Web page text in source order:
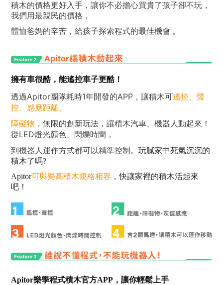
積木的價格更好入手， 讓你不必擔心買貴了孩子卻不玩，
我們用最親民的價格，
體恤爸媽的辛苦， 給孩子探索程式的最佳機會 。
擁有車很酷，能遙控車子更酷！
透過Apitor團隊耗時1年開發的APP，讓積木可遙控、聲
控、感應距離、
障礙物 ，無限的創新玩法，讓積木汽車、機器人動起來！
從LED燈光顏色、閃爍時間，
到機器人運作方式都可以精準控制。 玩膩家中死氣沉沉的
積木了嗎?
Apitor可與樂高積木規格相容 ，快讓家裡的積木活起來
吧！
Apitor樂學程式積木官方APP，讓你輕鬆上手